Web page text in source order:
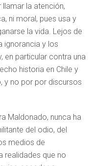
llamar la atención,
ni moral, pues usa y
la vida. Lejos de
ignorancia y los
en particular contra una
historia en Chile y
y no por por discursos
Maldonado, nunca ha
del odio, del
medios de
realidades que no